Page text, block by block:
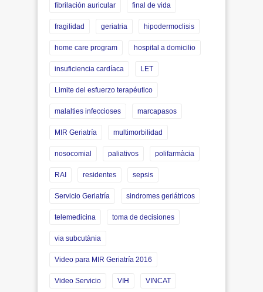
fibrilación auricular final de vida
fragilidad geriatria hipodermoclisis
home care program hospital a domicilio
insuficiencia cardíaca LET
Limite del esfuerzo terapéutico
malalties infeccioses marcapasos
MIR Geriatría multimorbilidad
nosocomial paliativos polifarmàcia
RAI residentes sepsis
Servicio Geriatría sindromes geriátricos
telemedicina toma de decisiones
via subcutània
Video para MIR Geriatría 2016
Video Servicio VIH VINCAT